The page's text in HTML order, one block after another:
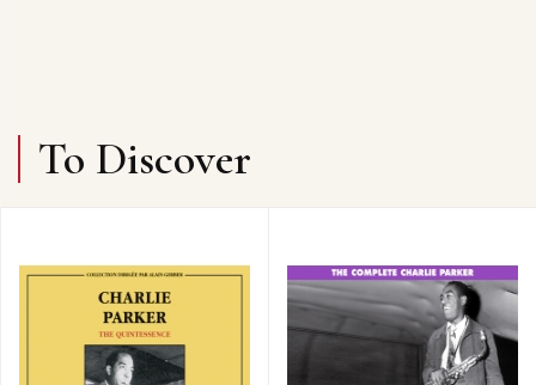
To Discover